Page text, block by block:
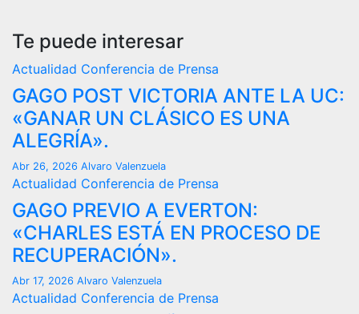
Te puede interesar
Actualidad Conferencia de Prensa
GAGO POST VICTORIA ANTE LA UC:
«GANAR UN CLÁSICO ES UNA
ALEGRÍA».
Abr 26, 2026 Alvaro Valenzuela
Actualidad Conferencia de Prensa
GAGO PREVIO A EVERTON:
«CHARLES ESTÁ EN PROCESO DE
RECUPERACIÓN».
Abr 17, 2026 Alvaro Valenzuela
Actualidad Conferencia de Prensa